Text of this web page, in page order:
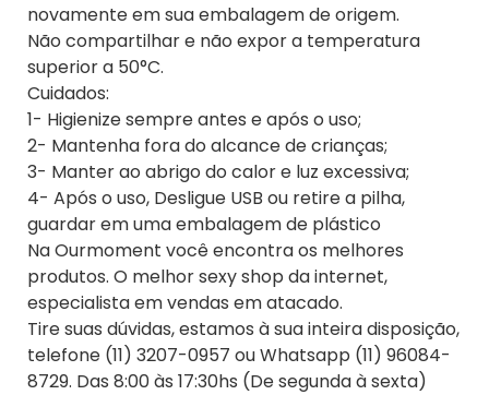
novamente em sua embalagem de origem.
Não compartilhar e não expor a temperatura
superior a 50°C.
Cuidados:
1- Higienize sempre antes e após o uso;
2- Mantenha fora do alcance de crianças;
3- Manter ao abrigo do calor e luz excessiva;
4- Após o uso, Desligue USB ou retire a pilha,
guardar em uma embalagem de plástico
Na Ourmoment você encontra os melhores
produtos. O melhor sexy shop da internet,
especialista em vendas em atacado.
Tire suas dúvidas, estamos à sua inteira disposição,
telefone (11) 3207-0957 ou Whatsapp (11) 96084-
8729. Das 8:00 às 17:30hs (De segunda à sexta)